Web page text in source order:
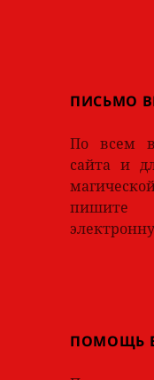
ПИСЬМО
По всем
сайта и
ПОМОЩЬ